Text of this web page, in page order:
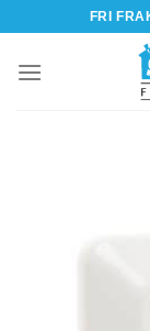
content
FRI